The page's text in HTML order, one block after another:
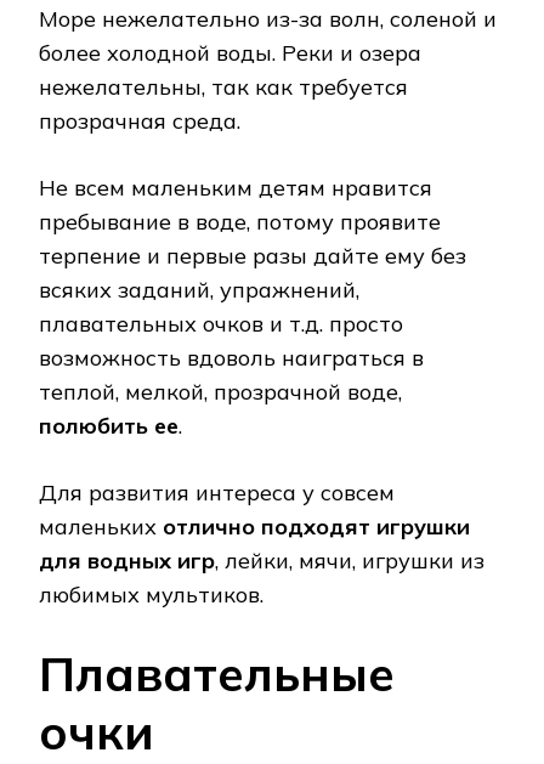
Море нежелательно из-за волн, соленой и
более холодной воды. Реки и озера
нежелательны, так как требуется
прозрачная среда.
Не всем маленьким детям нравится
пребывание в воде, потому проявите
терпение и первые разы дайте ему без
всяких заданий, упражнений,
плавательных очков и т.д. просто
возможность вдоволь наиграться в
теплой, мелкой, прозрачной воде,
полюбить ее.
Для развития интереса у совсем
маленьких отлично подходят игрушки
для водных игр, лейки, мячи, игрушки из
любимых мультиков.
Плавательные
очки